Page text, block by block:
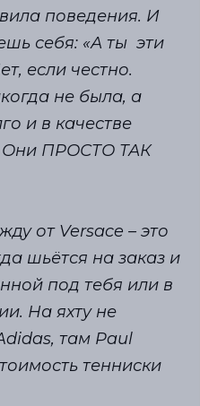
поведения. И
себя: «А ты эти
если честно.
не была, а
и в качестве
Они ПРОСТО ТАК
от Versace – это
шьётся на заказ и
под тебя или в
На яхту не
там Paul
тенниски